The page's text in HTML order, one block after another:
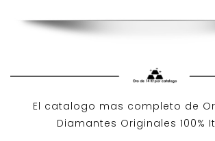
El catalogo mas completo de O
Diamantes Originales 100%